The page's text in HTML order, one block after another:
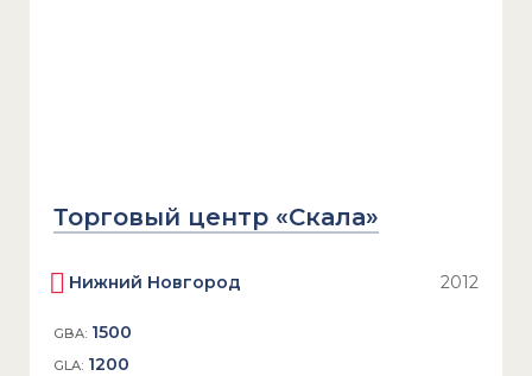
Торговый центр «Скала»
Нижний Новгород 2012
GBA: 1500
GLA: 1200